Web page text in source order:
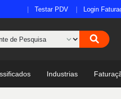
Testar PDV Login
Industrias